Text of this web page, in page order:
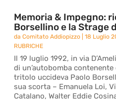
Memoria & Impegno:
Borsellino e la Strage
daComitato Addiopizzo |18 Luglio
RUBRICHE
Il 19 luglio 1992, in via
di un’autobomba
tritolo uccideva Paolo
sua scorta – Emanuela Loi,
Catalano, Walter Eddie